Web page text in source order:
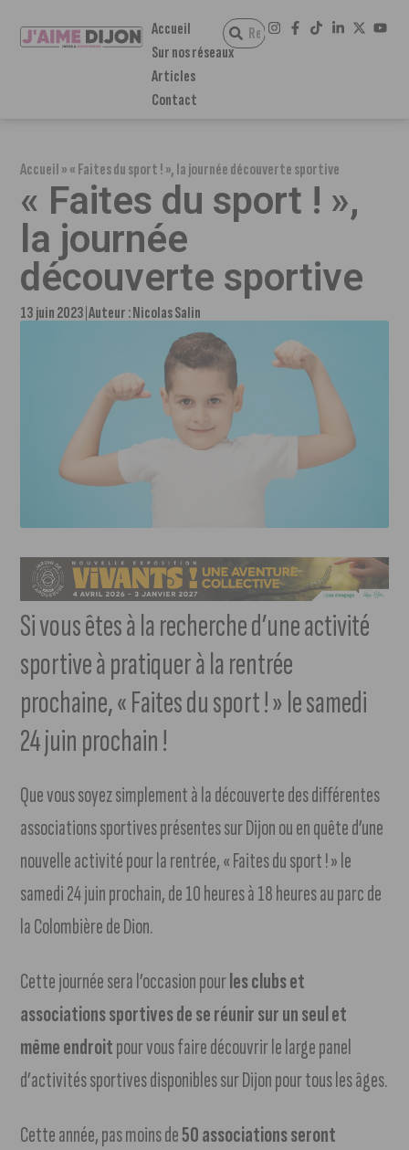
Accueil
Sur nos réseaux
Articles
Contact
Accueil»« Faites du sport ! », la journée découverte sportive
« Faites du sport ! »,
la journée
découverte sportive
13 juin 2023 Auteur :Nicolas Salin
Si vous êtes à la recherche d’une activité
sportive à pratiquer à la rentrée
prochaine, « Faites du sport ! » le samedi
24 juin prochain !
Que vous soyez simplement à la découverte des différentes
associations sportives présentes sur Dijon ou en quête d’une
nouvelle activité pour la rentrée, « Faites du sport ! » le
samedi 24 juin prochain, de 10 heures à 18 heures au parc de
la Colombière de Dion.
Cette journée sera l’occasion pourles clubs et
associations sportives de se réunir sur un seul et
même endroitpour vous faire découvrir le large panel
d’activités sportives disponibles sur Dijon pour tous les âges.
Cette année, pas moins de50 associations seront